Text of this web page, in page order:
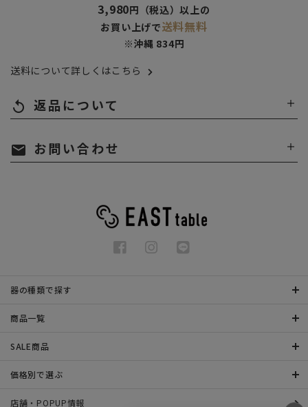
3,980円（税込）以上の
お買い上げで送料無料
※沖縄 834円
送料について詳しくはこちら
replay 返品について
mail お問い合わせ
器の種類で探す
商品一覧
SALE商品
価格別で選ぶ
店舗・POPUP情報